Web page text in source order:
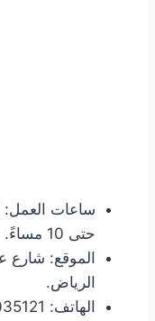
حتى 10 مساءً.
الموقع: شارع
الرياض.
الهاتف: 00555035121